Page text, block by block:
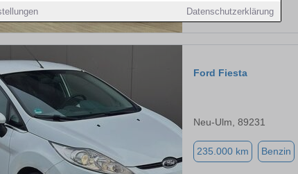
Datenschutzerklärung
Ford Fiesta
Neu-Ulm, 89231
235.000 km Benzin